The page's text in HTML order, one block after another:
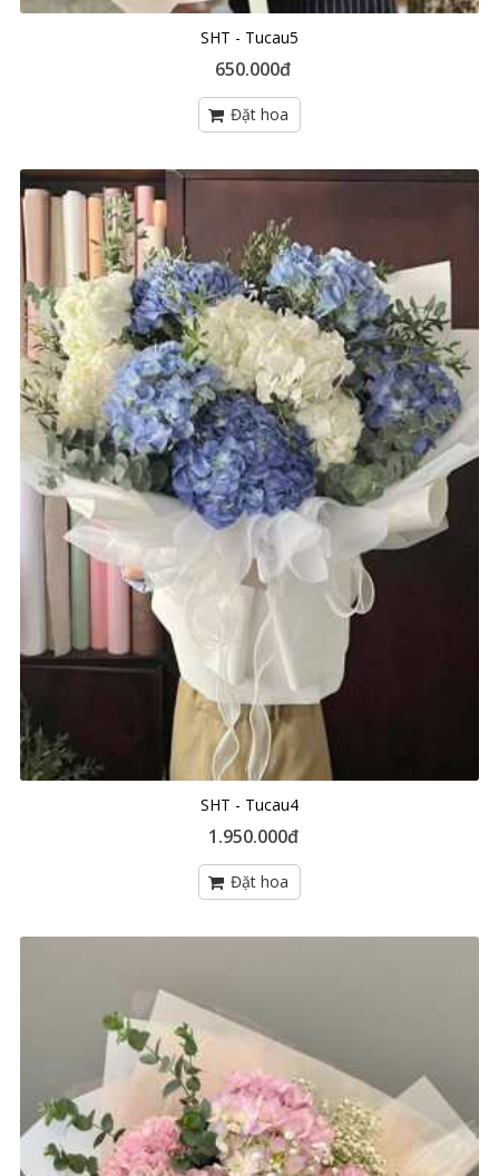
SHT - Tucau5
650.000đ
SHT - Tucau4
1.950.000đ